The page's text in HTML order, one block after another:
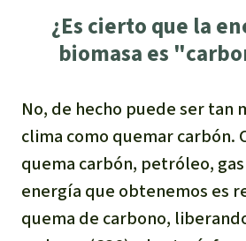
¿Es cierto que la
biomasa es
No, de hecho puede ser tan
clima como quemar carbón.
quema carbón, petróleo,
energía que obtenemos es
quema de carbono,